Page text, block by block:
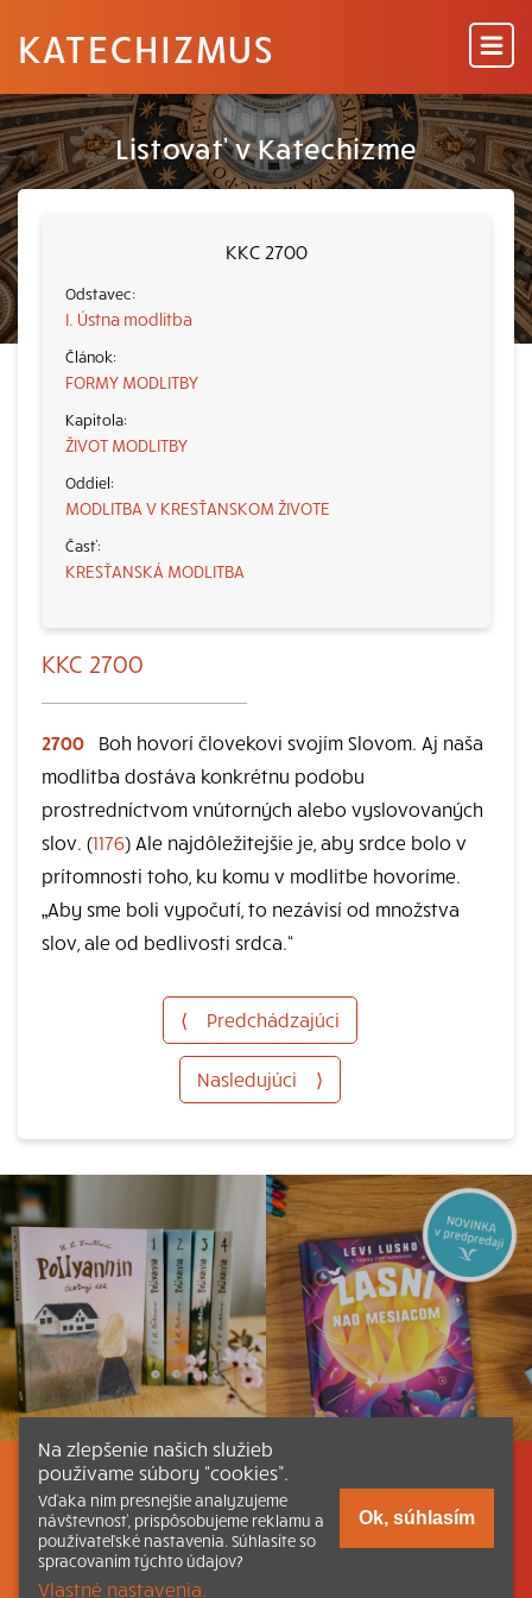
KATECHIZMUS
Listovať v Katechizme
KKC 2700
I. Ústna modlitba
FORMY MODLITBY
ŽIVOT MODLITBY
MODLITBA V KRESŤANSKOM ŽIVOTE
KRESŤANSKÁ MODLITBA
KKC 2700
2700
Boh hovorí človekovi svojím Slovom. Aj naša
modlitba dostáva konkrétnu podobu
prostredníctvom vnútorných alebo vyslovovaných
slov. (1176) Ale najdôležitejšie je, aby srdce bolo v
prítomnosti toho, ku komu v modlitbe hovoríme.
„Aby sme boli vypočutí, to nezávisí od množstva
slov, ale od bedlivosti srdca.“
⟨ Predchádzajúci
Nasledujúci ⟩
Listovať Obsah Dokumenty a články
Kontakt Tlačená verzia Katechizmu
© 2026 katechizmus.sk |
Na zlepšenie našich služieb
používame súbory “cookies”.
Vďaka nim presnejšie analyzujeme
návštevnosť, prispôsobujeme reklamu a
používateľské nastavenia. Súhlasíte so
spracovaním týchto údajov?
Vlastné nastavenia.
Ok, súhlasím